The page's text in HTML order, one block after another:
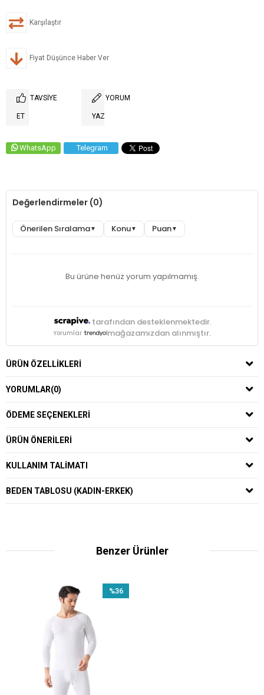
Karşılaştır
Fiyat Düşünce Haber Ver
TAVSIYE
ET
YORUM
YAZ
WhatsApp Telegram
Değerlendirmeler (0)
Önerilen Sıralama▼ Konu▼ Puan▼
Bu ürüne henüz yorum yapılmamış.
tarafından desteklenmektedir.
Yorumlar mağazamızdan alınmıştır.
ÜRÜN ÖZELLIKLERI
YORUMLAR(0)
ÖDEME SEÇENEKLERI
ÜRÜN ÖNERILERI
KULLANIM TALIMATI
BEDEN TABLOSU (KADIN-ERKEK)
Benzer Ürünler
%36